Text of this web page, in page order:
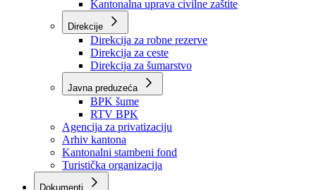
Kantonalna uprava za inspekcijske poslove
Kantonalna uprava civilne zaštite
Direkcije
Direkcija za robne rezerve
Direkcija za ceste
Direkcija za šumarstvo
Javna preduzeća
BPK šume
RTV BPK
Agencija za privatizaciju
Arhiv kantona